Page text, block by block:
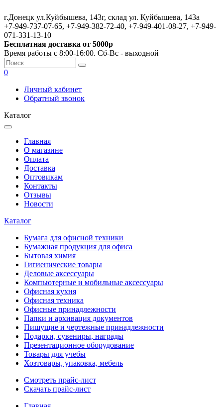
г.Донецк ул.Куйбышева, 143г, склад ул. Куйбышева, 143а
+7-949-737-07-65, +7-949-382-72-40, +7-949-401-08-27, +7-949-
071-331-13-10
Бесплатная доставка от 5000р
Время работы с 8:00-16:00. Сб-Вс - выходной
0
Личный кабинет
Обратный звонок
Каталог
Главная
О магазине
Оплата
Доставка
Оптовикам
Контакты
Отзывы
Новости
Каталог
Бумага для офисной техники
Бумажная продукция для офиса
Бытовая химия
Гигиенические товары
Деловые аксессуары
Компьютерные и мобильные аксессуары
Офисная кухня
Офисная техника
Офисные принадлежности
Папки и архивация документов
Пишущие и чертежные принадлежности
Подарки, сувениры, награды
Презентационное оборудование
Товары для учебы
Хозтовары, упаковка, мебель
Смотреть прайс-лист
Скачать прайс-лист